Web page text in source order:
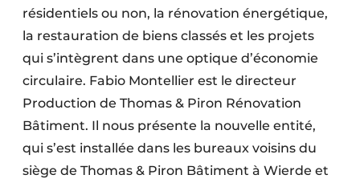
résidentiels ou non, la rénovation énergétique,
la restauration de biens classés et les projets
qui s’intègrent dans une optique d’économie
circulaire. Fabio Montellier est le directeur
Production de Thomas & Piron Rénovation
Bâtiment. Il nous présente la nouvelle entité,
qui s’est installée dans les bureaux voisins du
siège de Thomas & Piron Bâtiment à Wierde et